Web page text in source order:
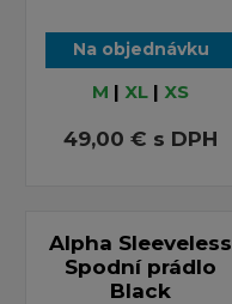
Na objednávku
M | XL | XS
49,00 € s DPH
Alpha Sleeveless
Spodní prádlo
Black